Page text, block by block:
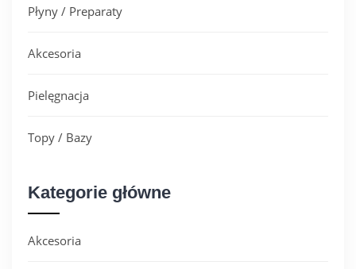
Płyny / Preparaty
Akcesoria
Pielęgnacja
Topy / Bazy
Kategorie główne
Akcesoria